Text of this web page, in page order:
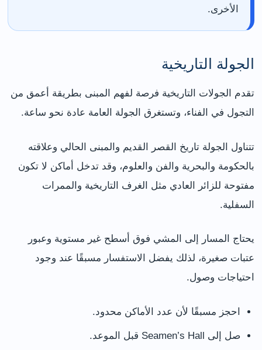
الأخرى.
الجولة التاريخية
تقدم الجولات التاريخية فرصة لفهم المبنى بطريقة أعمق من
التجول في الفناء، وتستغرق الجولة العامة عادة نحو ساعة.
تتناول الجولة تاريخ القصر القديم والمبنى الحالي وعلاقته
بالحكومة والبحرية والفن والعلوم، وقد تدخل أماكن لا تكون
مفتوحة للزائر العادي مثل الغرف التاريخية والممرات
السفلية.
يحتاج المسار إلى المشي فوق أسطح غير مستوية وعبور
عتبات صغيرة، لذلك يفضل الاستفسار مسبقًا عند وجود
احتياجات وصول.
احجز مسبقًا لأن عدد الأماكن محدود.
صل إلى Seamen’s Hall قبل الموعد.